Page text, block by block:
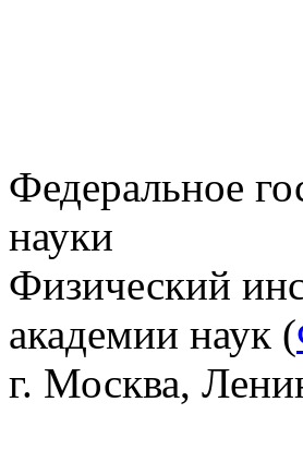
Федеральное
науки
Физический
академии наук (
г. Москва,